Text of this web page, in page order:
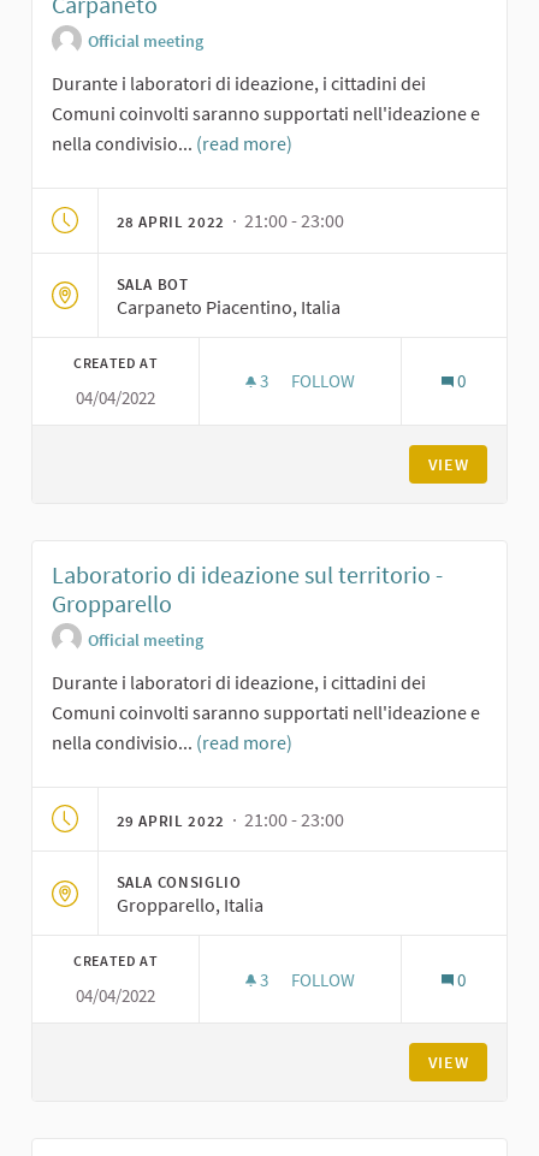
Official meeting
Durante i laboratori di ideazione, i cittadini dei
Comuni coinvolti saranno supportati nell'ideazione e
nella condivisio... (read more)
28 APRIL 2022 · 21:00 - 23:00
SALA BOT
Carpaneto Piacentino, Italia
CREATED AT
04/04/2022
3 3 FOLLOWERS
FOLLOW 0
VIEW
Laboratorio di ideazione sul territorio -
Gropparello
Official meeting
Durante i laboratori di ideazione, i cittadini dei
Comuni coinvolti saranno supportati nell'ideazione e
nella condivisio... (read more)
29 APRIL 2022 · 21:00 - 23:00
SALA CONSIGLIO
Gropparello, Italia
CREATED AT
04/04/2022
3 3 FOLLOWERS
FOLLOW 0
VIEW